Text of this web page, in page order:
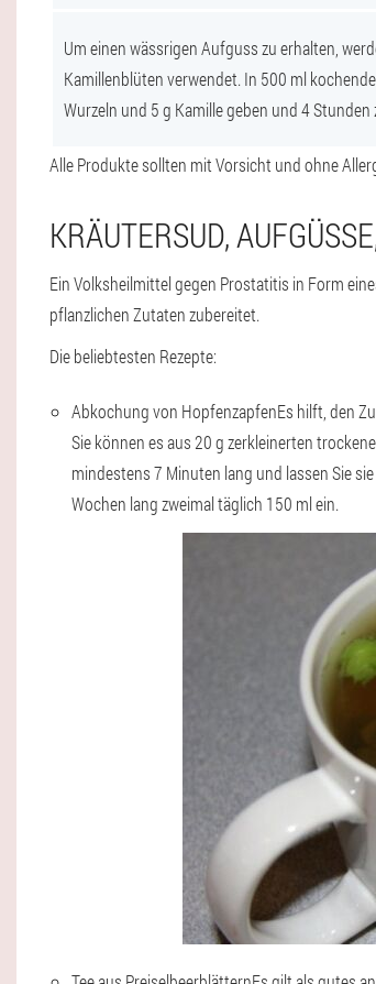
Um einen wässrigen Aufguss zu erhalten,
Kamillenblüten verwendet. In 500 ml
Wurzeln und 5 g Kamille geben und 4 Stunden
Alle Produkte sollten mit Vorsicht und ohne
KRÄUTERSUD,
Ein Volksheilmittel gegen Prostatitis in Form
pflanzlichen Zutaten zubereitet.
Die beliebtesten Rezepte:
Abkochung von HopfenzapfenEs hilft, den
Sie können es aus 20 g zerkleinerten
mindestens 7 Minuten lang und lassen Sie
Wochen lang zweimal täglich 150 ml ein.